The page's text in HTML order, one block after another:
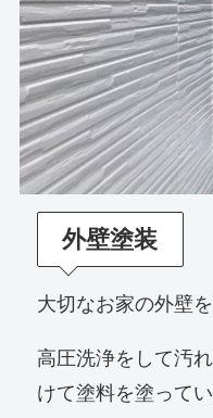
外壁塗装
大切なお家の外壁
高圧洗浄をして汚
けて塗料を塗ってい